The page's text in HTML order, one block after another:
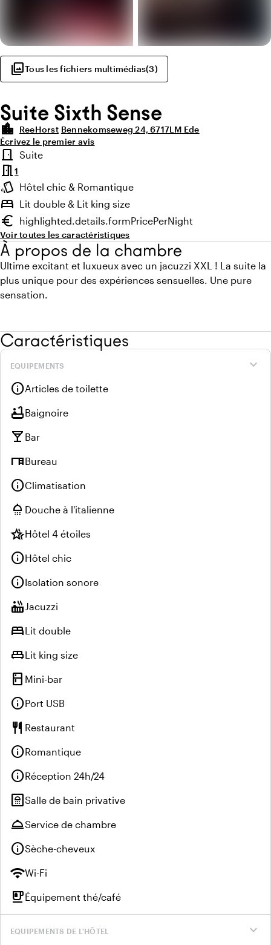
photo_libraryTous les fichiers multimédias(3)
Suite Sixth Sense
location_city ReeHorst Bennekomseweg 24, 6717LM Ede
Écrivez le premier avis
Points forts
door_front
Type de chambre
Suite
meeting_room1
style
Ambiance
Hôtel chic & Romantique
bed Lit double & Lit king size
euro
Prix minimum
highlighted.details.formPricePerNight
Voir toutes les caractéristiques
À propos de la chambre
Ultime excitant et luxueux avec un jacuzzi XXL ! La suite la
plus unique pour des expériences sensuelles. Une pure
sensation.
Caractéristiques
expand_more
EQUIPEMENTS
infoArticles de toilette
bathtubBaignoire
local_bar Bar
deskBureau
infoClimatisation
shower Douche à l'italienne
hotel_classHôtel 4 étoiles
infoHôtel chic
infoIsolation sonore
hot_tubJacuzzi
bedLit double
king_bedLit king size
kitchen Mini-bar
infoPort USB
restaurant Restaurant
infoRomantique
infoRéception 24h/24
bathroomSalle de bain privative
room_serviceService de chambre
infoSèche-cheveux
wifiWi-Fi
emoji_food_beverageÉquipement thé/café
expand_more
EQUIPEMENTS DE L'HÔTEL